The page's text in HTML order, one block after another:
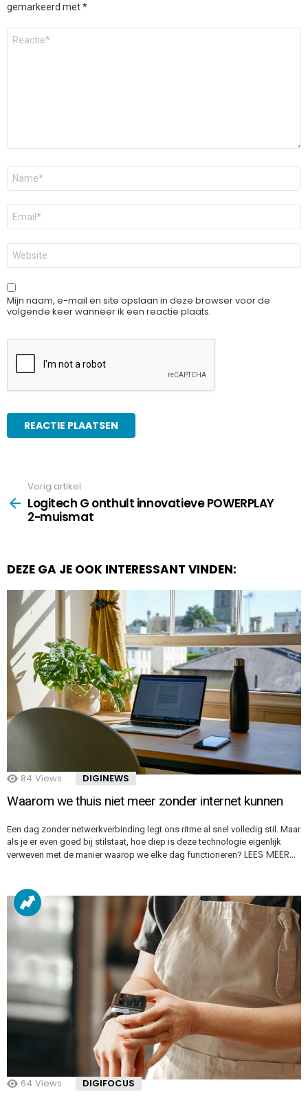
gemarkeerd met*
Reactie
Naam
E-
mail
*
Site
Mijn naam, e-mail en site opslaan in deze browser voor de
volgende keer wanneer ik een reactie plaats.
more
Vorig artikel
Logitech G onthult innovatieve POWERPLAY
2-muismat
DEZE GA JE OOK INTERESSANT VINDEN:
84 Views DIGINEWS
Waarom we thuis niet meer zonder internet kunnen
Een dag zonder netwerkverbinding legt ons ritme al snel volledig stil. Maar
als je er even goed bij stilstaat, hoe diep is deze technologie eigenlijk
verweven met de manier waarop we elke dag functioneren? LEES MEER…
64 Views DIGIFOCUS